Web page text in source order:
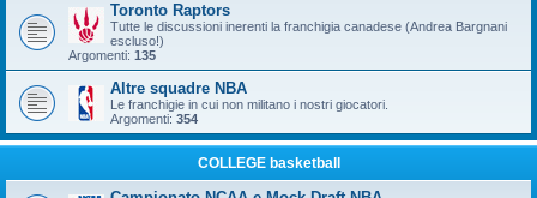
Toronto Raptors
Tutte le discussioni inerenti la franchigia canadese (Andrea Bargnani
escluso!)
Argomenti: 135
Altre squadre NBA
Le franchigie in cui non militano i nostri giocatori.
Argomenti: 354
COLLEGE basketball